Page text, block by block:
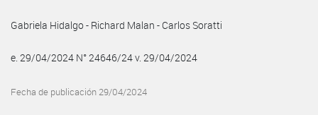
Gabriela Hidalgo - Richard Malan - Carlos Soratti
e. 29/04/2024 N° 24646/24 v. 29/04/2024
Fecha de publicación 29/04/2024